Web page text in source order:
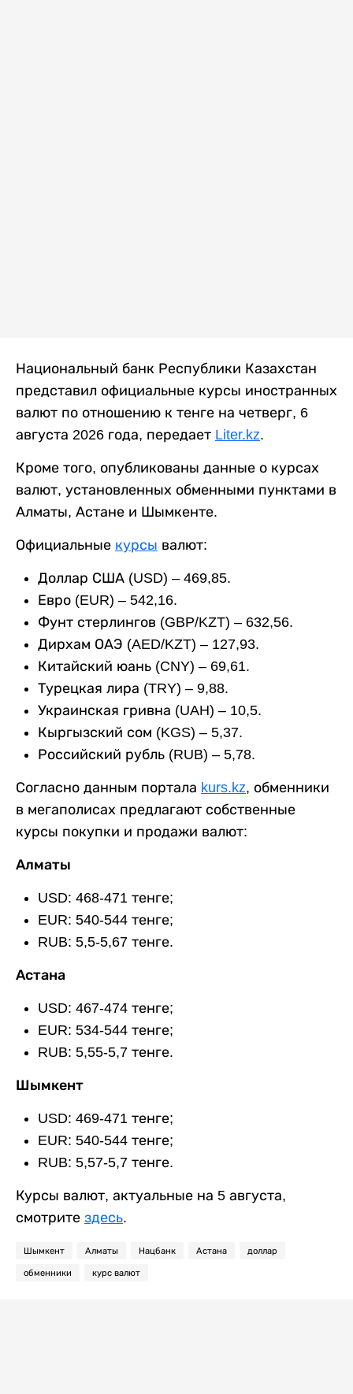
Национальный банк Республики Казахстан
представил официальные курсы иностранных
валют по отношению к тенге на четверг, 6
августа 2026 года, передает Liter.kz.
Кроме того, опубликованы данные о курсах
валют, установленных обменными пунктами в
Алматы, Астане и Шымкенте.
Официальные курсы валют:
Доллар США (USD) – 469,85.
Евро (EUR) – 542,16.
Фунт стерлингов (GBP/KZT) – 632,56.
Дирхам ОАЭ (AED/KZT) – 127,93.
Китайский юань (CNY) – 69,61.
Турецкая лира (TRY) – 9,88.
Украинская гривна (UAH) – 10,5.
Кыргызский сом (KGS) – 5,37.
Российский рубль (RUB) – 5,78.
Согласно данным портала kurs.kz, обменники
в мегаполисах предлагают собственные
курсы покупки и продажи валют:
Алматы
USD: 468-471 тенге;
EUR: 540-544 тенге;
RUB: 5,5-5,67 тенге.
Астана
USD: 467-474 тенге;
EUR: 534-544 тенге;
RUB: 5,55-5,7 тенге.
Шымкент
USD: 469-471 тенге;
EUR: 540-544 тенге;
RUB: 5,57-5,7 тенге.
Курсы валют, актуальные на 5 августа,
смотрите здесь.
Шымкент Алматы Нацбанк Астана доллар
обменники курс валют